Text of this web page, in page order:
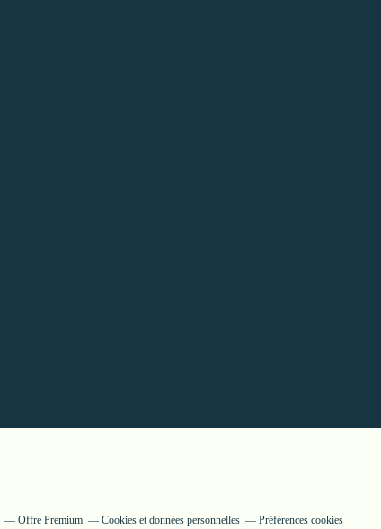
Offre Premium Cookies et données personnelles Préférences cookies